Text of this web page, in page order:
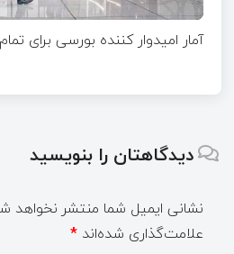
آمار امیدوار کننده بورسی برای تمام
دیدگاهتان را بنویسید
نشانی ایمیل شما منتشر نخواهد
علامت‌گذاری شده‌اند *